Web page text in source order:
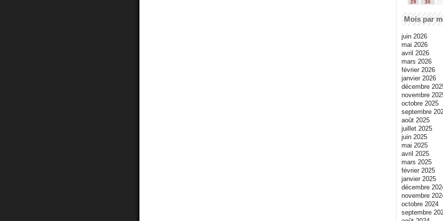
29
30
Mois par
juin 2026
mai 2026
avril 2026
mars 2026
février 2026
janvier 2026
décembre
novembre
octobre 2025
septembre
août 2025
juillet 2025
juin 2025
mai 2025
avril 2025
mars 2025
février 2025
janvier 2025
décembre
novembre
octobre 2024
septembre